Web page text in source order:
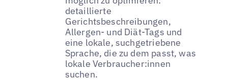
detaillierte
Gerichtsbeschreibungen,
Allergen- und Diät-Tags und
eine lokale, suchgetriebene
Sprache, die zu dem passt, was
lokale Verbraucher:innen
suchen.